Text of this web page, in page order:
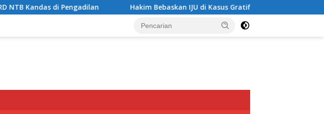
Hakim Bebaskan IJU di Kasus Gratifikasi “Uang Siluman”